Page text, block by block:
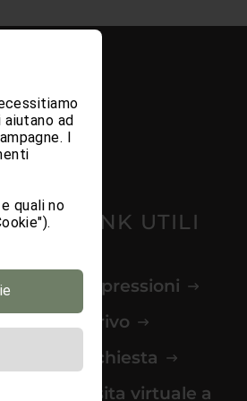
LINK UTILI
Impressioni
Arrivo
Richiesta
Visita virtuale a
ad
I
quali no